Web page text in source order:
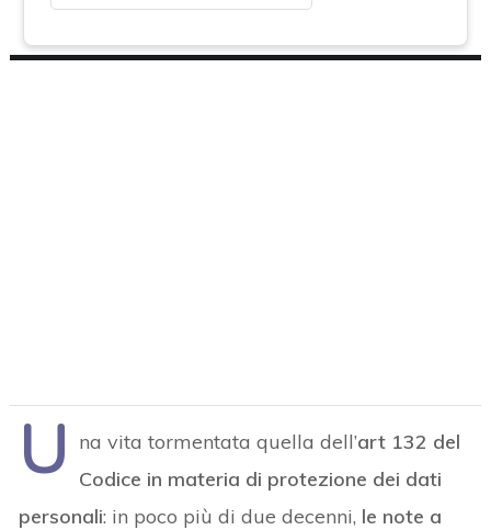
U na vita tormentata quella dell’art 132 del
Codice in materia di protezione dei dati
personali: in poco più di due decenni, le note a